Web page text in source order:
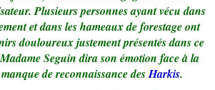
Plusieurs personnes ayant vécu dans
et dans les hameaux de forestage ont
douloureux justement présentés dans ce
Seguin dira son émotion face à la
de reconnaissance desHarkis.